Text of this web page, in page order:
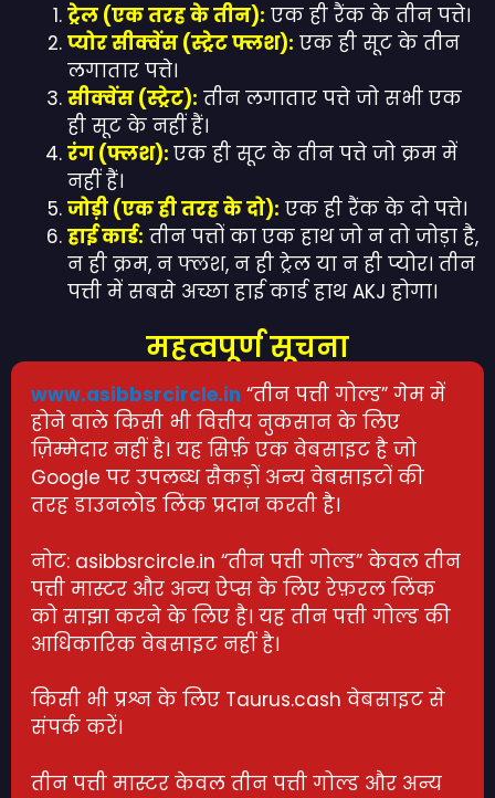
ट्रेल (एक तरह के तीन): एक ही रैंक के तीन पत्ते।
प्योर सीक्वेंस (स्ट्रेट फ्लश): एक ही सूट के तीन
लगातार पत्ते।
सीक्वेंस (स्ट्रेट): तीन लगातार पत्ते जो सभी एक
ही सूट के नहीं हैं।
रंग (फ्लश): एक ही सूट के तीन पत्ते जो क्रम में
नहीं हैं।
जोड़ी (एक ही तरह के दो): एक ही रैंक के दो पत्ते।
हाई कार्ड: तीन पत्तों का एक हाथ जो न तो जोड़ा है,
न ही क्रम, न फ्लश, न ही ट्रेल या न ही प्योर। तीन
पत्ती में सबसे अच्छा हाई कार्ड हाथ AKJ होगा।
महत्वपूर्ण सूचना
www.asibbsrcircle.in “तीन पत्ती गोल्ड” गेम में
होने वाले किसी भी वित्तीय नुकसान के लिए
ज़िम्मेदार नहीं है। यह सिर्फ़ एक वेबसाइट है जो
Google पर उपलब्ध सैकड़ों अन्य वेबसाइटों की
तरह डाउनलोड लिंक प्रदान करती है।
नोट: asibbsrcircle.in “तीन पत्ती गोल्ड” केवल तीन
पत्ती मास्टर और अन्य ऐप्स के लिए रेफ़रल लिंक
को साझा करने के लिए है। यह तीन पत्ती गोल्ड की
आधिकारिक वेबसाइट नहीं है।
किसी भी प्रश्न के लिए Taurus.cash वेबसाइट से
संपर्क करें।
तीन पत्ती मास्टर केवल तीन पत्ती गोल्ड और अन्य